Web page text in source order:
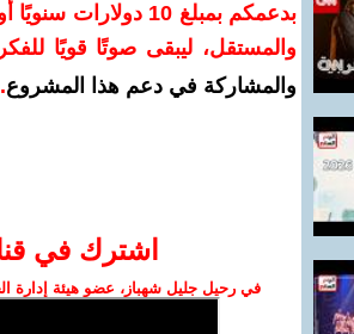
بدعمكم بمبلغ 10
والمستقل، ليبقى صوتًا قويًا
والمشاركة في دعم هذا المشروع.
اشترك في
في رحيل جليل شهباز، عضو هيئة إدارة